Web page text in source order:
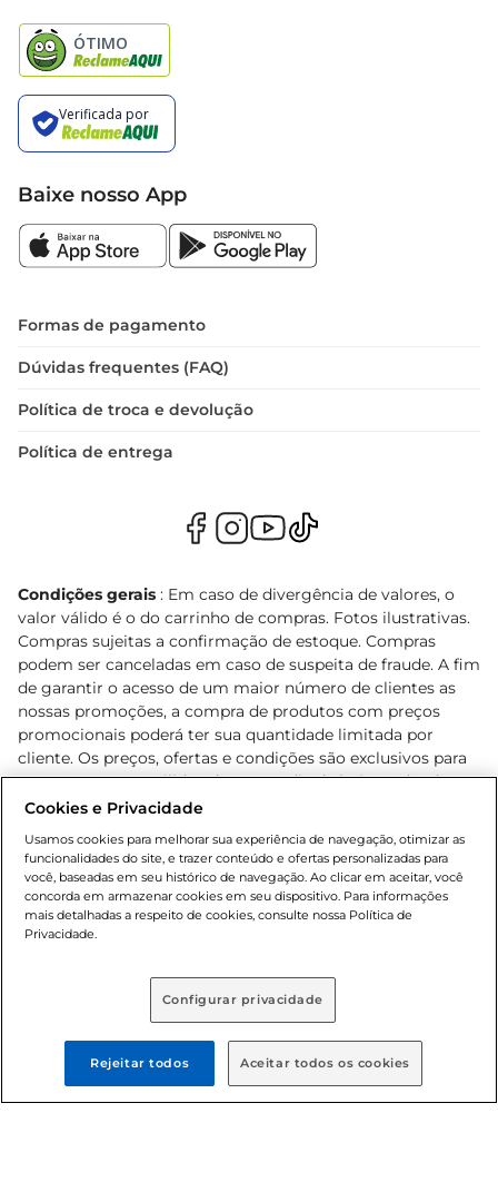
Baixe nosso App
Formas de pagamento
Dúvidas frequentes (FAQ)
Política de troca e devolução
Política de entrega
Condições gerais : Em caso de divergência de valores, o
valor válido é o do carrinho de compras. Fotos ilustrativas.
Compras sujeitas a confirmação de estoque. Compras
podem ser canceladas em caso de suspeita de fraude. A fim
de garantir o acesso de um maior número de clientes as
nossas promoções, a compra de produtos com preços
promocionais poderá ter sua quantidade limitada por
cliente. Os preços, ofertas e condições são exclusivos para
o e-commerce e válidos durante o dia de hoje, podendo
sofrer alterações sem prévia notificação. Proibida a venda
Lei n.º 8069/90, art. 81, inciso II (Estatuto da Criança e do
Adolescente). Preços e condições exclusivos para o
www.bretas.com.br, podendo sofrer alterações sem aviso
prévio. O valor mínimo para as compras on-line é de R$
80,00.
© 2025 Copyright. Todos os direitos
reservados Bretas.
Cookies e Privacidade
Usamos cookies para melhorar sua experiência de navegação, otimizar as
funcionalidades do site, e trazer conteúdo e ofertas personalizadas para
você, baseadas em seu histórico de navegação. Ao clicar em aceitar, você
concorda em armazenar cookies em seu dispositivo. Para informações
mais detalhadas a respeito de cookies, consulte nossa Política de
Privacidade.
Configurar privacidade
Rejeitar todos Aceitar todos os cookies